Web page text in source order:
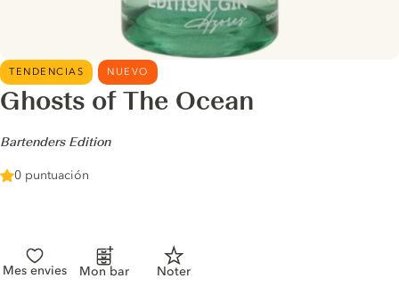
TENDENCIAS NUEVO
Ghosts of The Ocean
-
Bartenders Edition
0 puntuación
Mes envies Mon bar Noter